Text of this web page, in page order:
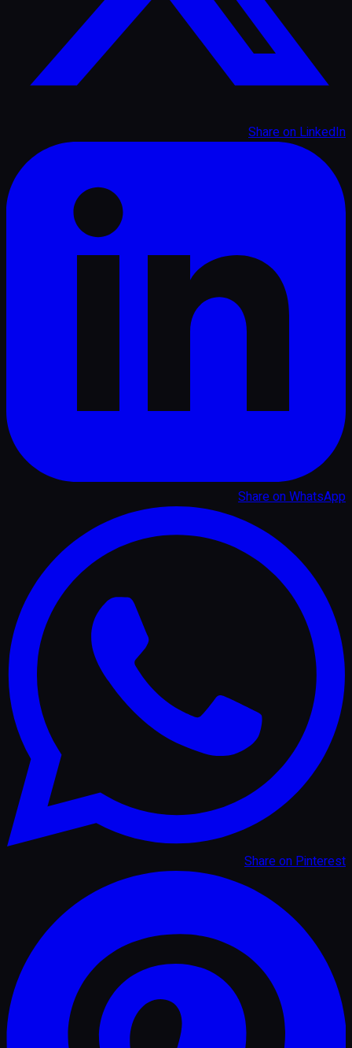
Share onLinkedIn
Share onWhatsApp
Share onPinterest